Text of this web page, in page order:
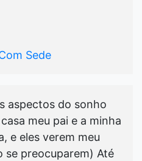
Sede
aspectos do sonho
meu pai e a minha
e eles verem meu
se preocuparem) Até